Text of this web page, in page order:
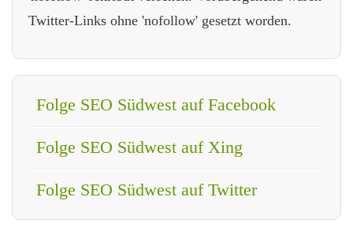
Twitter-Links ohne 'nofollow' gesetzt worden.
Folge SEO Südwest auf Facebook
Folge SEO Südwest auf Xing
Folge SEO Südwest auf Twitter